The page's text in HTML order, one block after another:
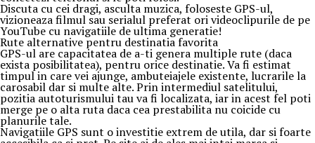
Discuta cu cei dragi, asculta muzica, foloseste GPS-ul,
vizioneaza filmul sau serialul preferat ori videoclipurile de pe
YouTube cu navigatiile de ultima generatie!
Rute alternative pentru destinatia favorita
GPS-ul are capacitatea de a-ti genera multiple rute (daca
exista posibilitatea), pentru orice destinatie. Va fi estimat
timpul in care vei ajunge, ambuteiajele existente, lucrarile la
carosabil dar si multe alte. Prin intermediul satelitului,
pozitia autoturismului tau va fi localizata, iar in acest fel poti
merge pe o alta ruta daca cea prestabilita nu coicide cu
planurile tale.
Navigatiile GPS sunt o investitie extrem de utila, dar si foarte